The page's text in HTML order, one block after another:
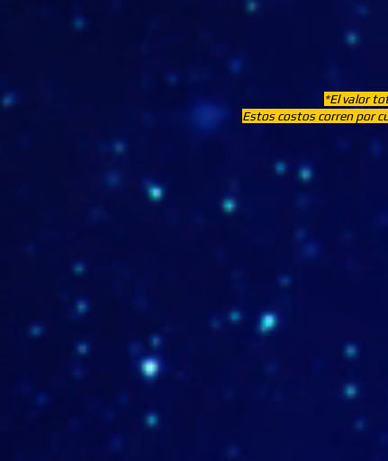
*El valor
Estos costos corren por